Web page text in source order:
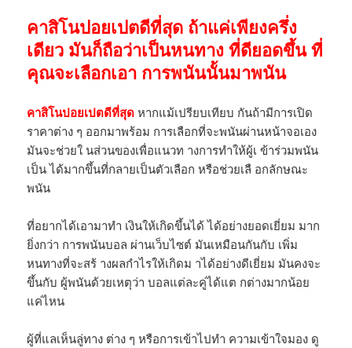
คาสิโนปอยเปตดีที่สุด ถ้าแค่เพียงครึ่ง
เดียว มันก็ถือว่าเป็นหนทาง ที่ดียอดขึ้น ที่
คุณจะเลือกเอา การพนันนั้นมาพนัน
คาสิโนปอยเปตดีที่สุด หากแม้เปรียบเทียบ กันถ้ามีการเปิด
ราคาต่าง ๆ ออกมาพร้อม การเลือกที่จะพนันผ่านหน้าจอเอง
มันจะช่วยใ นส่วนของเพื่อแนวท างการทำให้ผู้เ ข้าร่วมพนัน
เป็น ได้มากขึ้นที่กลายเป็นตัวเลือก หรือช่วยเลื อกลักษณะ
พนัน
ที่อยากได้เอามาทำ เงินให้เกิดขึ้นได้ ได้อย่างยอดเยี่ยม มาก
ยิ่งกว่า การพนันบอล ผ่านเว็บไซต์ มันเหมือนกันกับ เพิ่ม
หนทางที่จะสร้ างผลกำไรให้เกิดม าได้อย่างดีเยี่ยม มันคงจะ
ขึ้นกับ ผู้พนันด้วยเหตุว่า บอลแต่ละคู่ได้แต กต่างมากน้อย
แค่ไหน
ผู้ที่แลเห็นลู่ทาง ต่าง ๆ หรือการเข้าไปทำ ความเข้าใจมอง ดู